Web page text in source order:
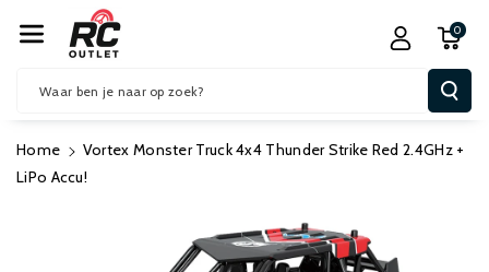
R De Conten
T
Waar ben je naar op zoek?
0
Home
Vortex Monster Truck 4x4 Thunder Strike Red 2.4GHz +
LiPo Accu!